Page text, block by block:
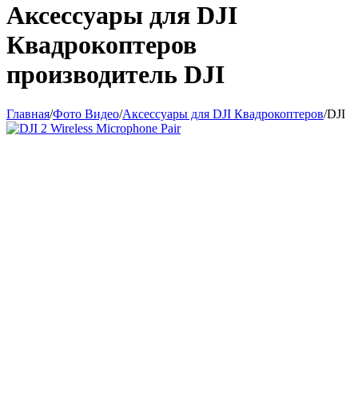
Аксессуары для DJI
Квадрокоптеров
производитель DJI
Главная/Фото Видео/Аксессуары для DJI Квадрокоптеров/DJI